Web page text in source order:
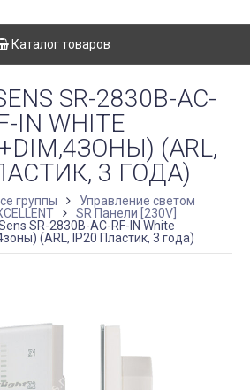
Каталог товаров
SR-2830B-AC-
IN WHITE
(ARL,
3 ГОДА)
группы
Управление светом
SR Панели [230V]
SR-2830B-AC-RF-IN White
(ARL, IP20 Пластик, 3 года)